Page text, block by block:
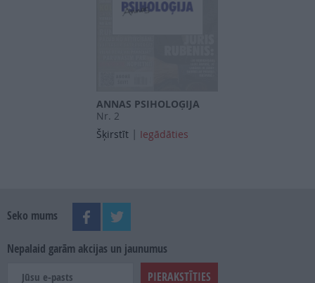
ANNAS PSIHOLOĢIJA
Nr. 2
Šķirstīt | Iegādāties
Seko mums
Nepalaid garām akcijas un jaunumus